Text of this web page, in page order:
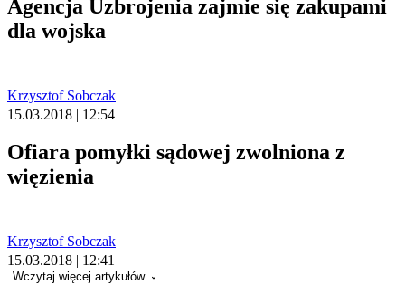
Agencja Uzbrojenia zajmie się zakupami
dla wojska
Krzysztof Sobczak
15.03.2018 | 12:54
Ofiara pomyłki sądowej zwolniona z
więzienia
Krzysztof Sobczak
15.03.2018 | 12:41
Wczytaj więcej artykułów